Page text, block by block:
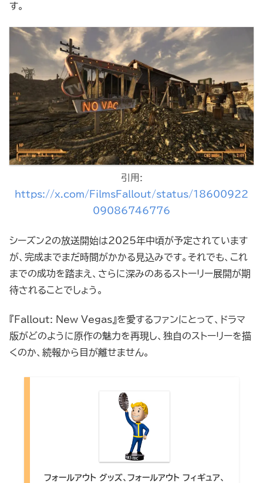
す。
引用:
https://x.com/FilmsFallout/status/18600922
09086746776
シーズン2の放送開始は2025年中頃が予定されています
が、完成までまだ時間がかかる見込みです。それでも、これ
までの成功を踏まえ、さらに深みのあるストーリー展開が期
待されることでしょう。
『Fallout: New Vegas』を愛するファンにとって、ドラマ
版がどのように原作の魅力を再現し、独自のストーリーを描
くのか、続報から目が離せません。
フォールアウト グッズ、フォールアウト フィギュア、